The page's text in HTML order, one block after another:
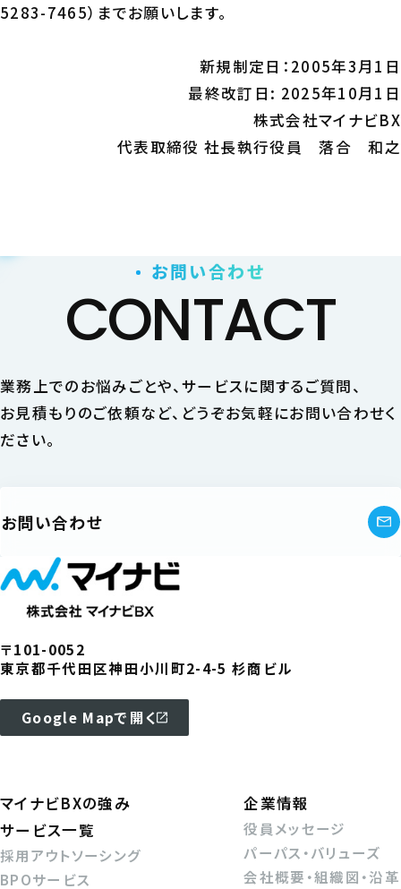
5283-7465）までお願いします。
新規制定日：2005年3月1日
最終改訂日: 2025年10月1日
株式会社マイナビBX
代表取締役 社長執行役員 落合 和之
お問い合わせ
CONTACT
業務上でのお悩みごとや、サービスに関するご質問、
お見積もりのご依頼など、どうぞお気軽にお問い合わせく
ださい。
お問い合わせ
〒101-0052
東京都千代田区神田小川町2-4-5 杉商ビル
Google Mapで開く
マイナビBXの強み
サービス一覧
採用アウトソーシング
BPOサービス
企業情報
役員メッセージ
パーパス・バリューズ
会社概要・組織図・沿革